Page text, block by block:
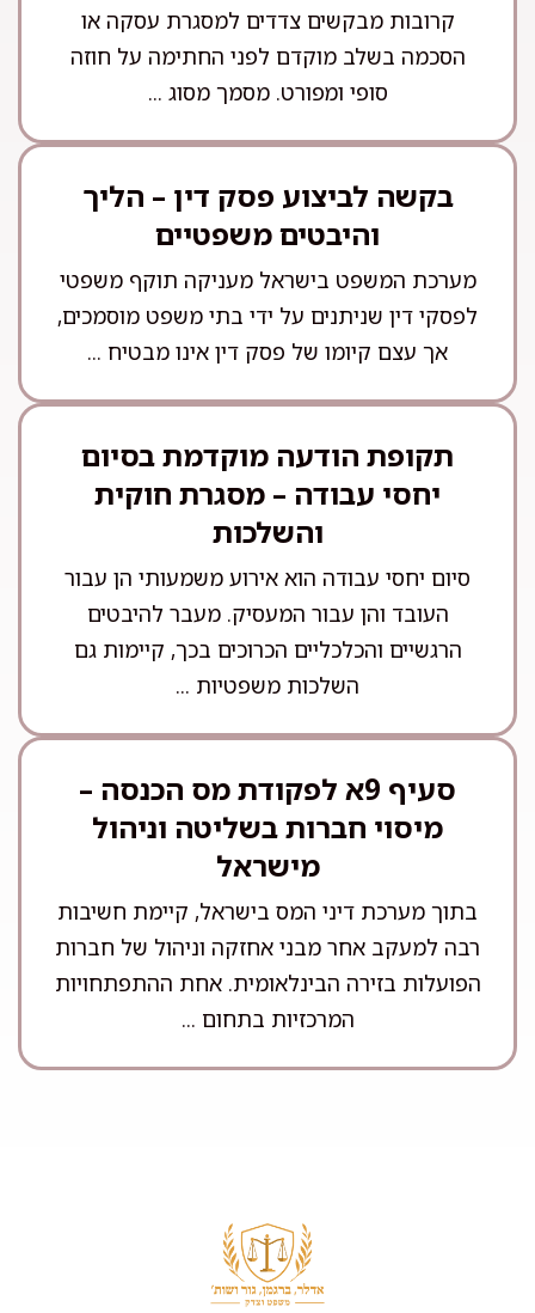
קרובות מבקשים צדדים למסגרת עסקה או
הסכמה בשלב מוקדם לפני החתימה על חוזה
סופי ומפורט. מסמך מסוג ...
בקשה לביצוע פסק דין – הליך
והיבטים משפטיים
מערכת המשפט בישראל מעניקה תוקף משפטי
לפסקי דין שניתנים על ידי בתי משפט מוסמכים,
אך עצם קיומו של פסק דין אינו מבטיח ...
תקופת הודעה מוקדמת בסיום
יחסי עבודה – מסגרת חוקית
והשלכות
סיום יחסי עבודה הוא אירוע משמעותי הן עבור
העובד והן עבור המעסיק. מעבר להיבטים
הרגשיים והכלכליים הכרוכים בכך, קיימות גם
השלכות משפטיות ...
סעיף 9א לפקודת מס הכנסה –
מיסוי חברות בשליטה וניהול
מישראל
בתוך מערכת דיני המס בישראל, קיימת חשיבות
רבה למעקב אחר מבני אחזקה וניהול של חברות
הפועלות בזירה הבינלאומית. אחת ההתפתחויות
המרכזיות בתחום ...